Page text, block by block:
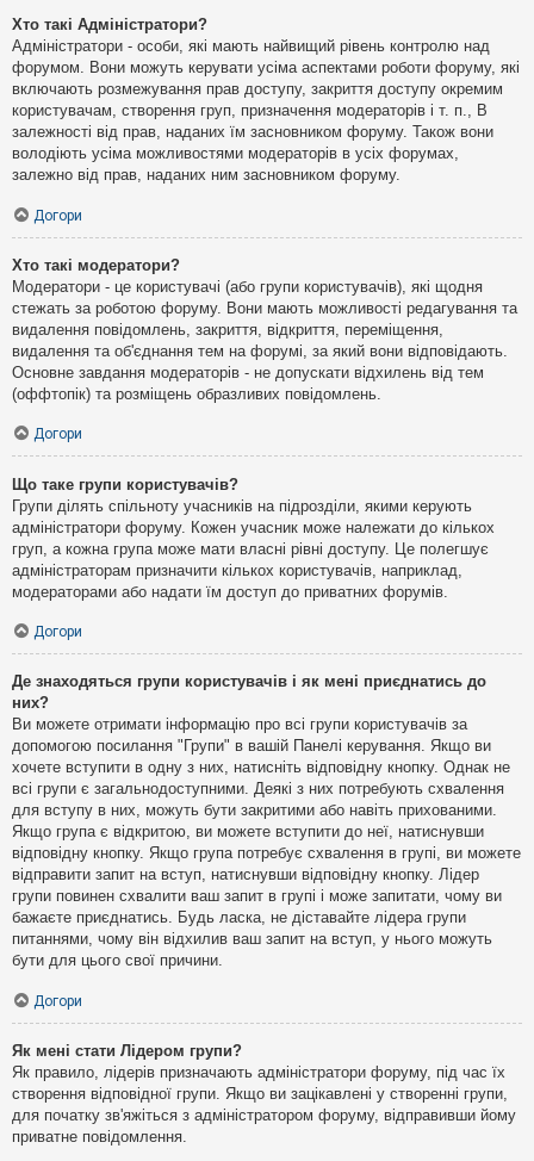
Хто такі Адміністратори?
Адміністратори - особи, які мають найвищий рівень контролю над
форумом. Вони можуть керувати усіма аспектами роботи форуму, які
включають розмежування прав доступу, закриття доступу окремим
користувачам, створення груп, призначення модераторів і т. п., В
залежності від прав, наданих їм засновником форуму. Також вони
володіють усіма можливостями модераторів в усіх форумах,
залежно від прав, наданих ним засновником форуму.
Догори
Хто такі модератори?
Модератори - це користувачі (або групи користувачів), які щодня
стежать за роботою форуму. Вони мають можливості редагування та
видалення повідомлень, закриття, відкриття, переміщення,
видалення та об'єднання тем на форумі, за який вони відповідають.
Основне завдання модераторів - не допускати відхилень від тем
(оффтопік) та розміщень образливих повідомлень.
Догори
Що таке групи користувачів?
Групи ділять спільноту учасників на підрозділи, якими керують
адміністратори форуму. Кожен учасник може належати до кількох
груп, а кожна група може мати власні рівні доступу. Це полегшує
адміністраторам призначити кількох користувачів, наприклад,
модераторами або надати їм доступ до приватних форумів.
Догори
Де знаходяться групи користувачів і як мені приєднатись до
них?
Ви можете отримати інформацію про всі групи користувачів за
допомогою посилання "Групи" в вашій Панелі керування. Якщо ви
хочете вступити в одну з них, натисніть відповідну кнопку. Однак не
всі групи є загальнодоступними. Деякі з них потребують схвалення
для вступу в них, можуть бути закритими або навіть прихованими.
Якщо група є відкритою, ви можете вступити до неї, натиснувши
відповідну кнопку. Якщо група потребує схвалення в групі, ви можете
відправити запит на вступ, натиснувши відповідну кнопку. Лідер
групи повинен схвалити ваш запит в групі і може запитати, чому ви
бажаєте приєднатись. Будь ласка, не діставайте лідера групи
питаннями, чому він відхилив ваш запит на вступ, у нього можуть
бути для цього свої причини.
Догори
Як мені стати Лідером групи?
Як правило, лідерів призначають адміністратори форуму, під час їх
створення відповідної групи. Якщо ви зацікавлені у створенні групи,
для початку зв'яжіться з адміністратором форуму, відправивши йому
приватне повідомлення.